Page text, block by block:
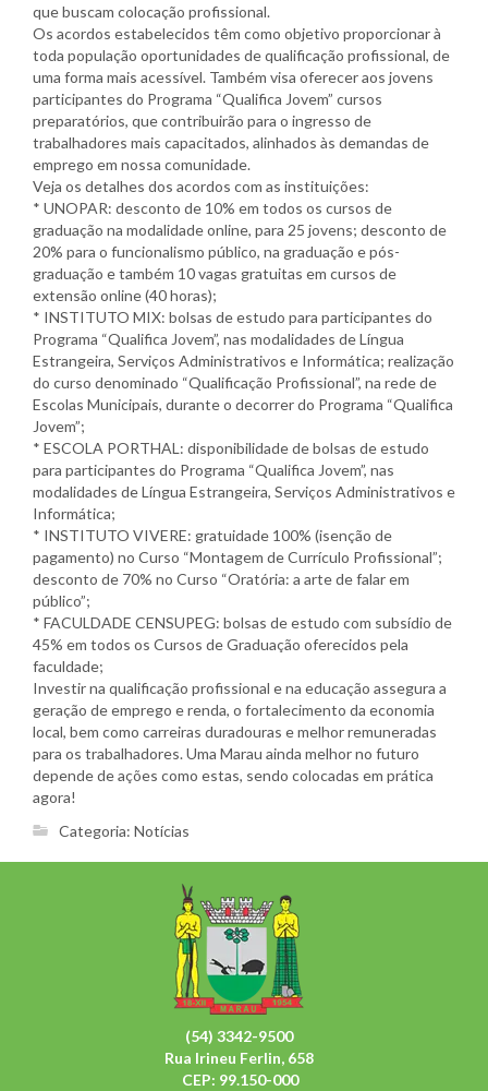
que buscam colocação profissional.
Os acordos estabelecidos têm como objetivo proporcionar à
toda população oportunidades de qualificação profissional, de
uma forma mais acessível. Também visa oferecer aos jovens
participantes do Programa “Qualifica Jovem” cursos
preparatórios, que contribuirão para o ingresso de
trabalhadores mais capacitados, alinhados às demandas de
emprego em nossa comunidade.
Veja os detalhes dos acordos com as instituições:
* UNOPAR: desconto de 10% em todos os cursos de
graduação na modalidade online, para 25 jovens; desconto de
20% para o funcionalismo público, na graduação e pós-
graduação e também 10 vagas gratuitas em cursos de
extensão online (40 horas);
* INSTITUTO MIX: bolsas de estudo para participantes do
Programa “Qualifica Jovem”, nas modalidades de Língua
Estrangeira, Serviços Administrativos e Informática; realização
do curso denominado “Qualificação Profissional”, na rede de
Escolas Municipais, durante o decorrer do Programa “Qualifica
Jovem”;
* ESCOLA PORTHAL: disponibilidade de bolsas de estudo
para participantes do Programa “Qualifica Jovem”, nas
modalidades de Língua Estrangeira, Serviços Administrativos e
Informática;
* INSTITUTO VIVERE: gratuidade 100% (isenção de
pagamento) no Curso “Montagem de Currículo Profissional”;
desconto de 70% no Curso “Oratória: a arte de falar em
público”;
* FACULDADE CENSUPEG: bolsas de estudo com subsídio de
45% em todos os Cursos de Graduação oferecidos pela
faculdade;
Investir na qualificação profissional e na educação assegura a
geração de emprego e renda, o fortalecimento da economia
local, bem como carreiras duradouras e melhor remuneradas
para os trabalhadores. Uma Marau ainda melhor no futuro
depende de ações como estas, sendo colocadas em prática
agora!
Categoria: Notícias
(54) 3342-9500
Rua Irineu Ferlin, 658
CEP: 99.150-000